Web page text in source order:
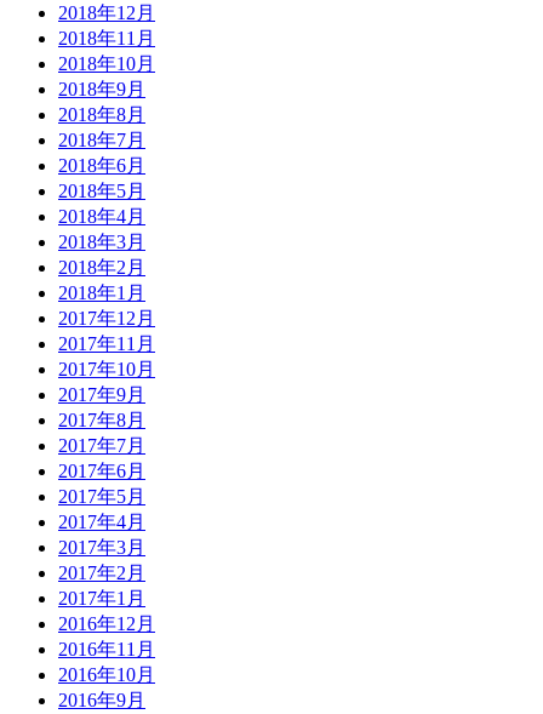
2018年12月
2018年11月
2018年10月
2018年9月
2018年8月
2018年7月
2018年6月
2018年5月
2018年4月
2018年3月
2018年2月
2018年1月
2017年12月
2017年11月
2017年10月
2017年9月
2017年8月
2017年7月
2017年6月
2017年5月
2017年4月
2017年3月
2017年2月
2017年1月
2016年12月
2016年11月
2016年10月
2016年9月